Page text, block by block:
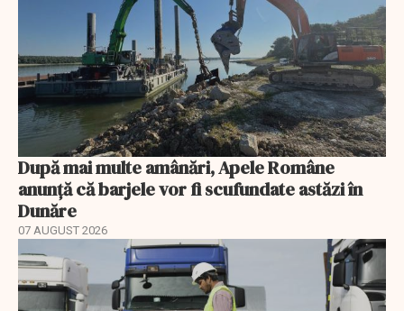
După mai multe amânări, Apele Române
anunță că barjele vor fi scufundate astăzi în
Dunăre
07 AUGUST 2026